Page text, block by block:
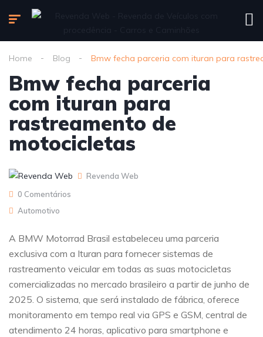
Home Blog Bmw fecha parceria com ituran para
Bmw fecha parceria
com ituran para
rastreamento de
motocicletas
Revenda Web
0 Comentários
Automotivo
A BMW Motorrad Brasil estabeleceu uma parceria
exclusiva com a Ituran para fornecer sistemas de
rastreamento veicular em todas as suas motocicletas
comercializadas no mercado brasileiro a partir de junho de
2025. O sistema, que será instalado de fábrica, oferece
monitoramento em tempo real via GPS e GSM, central de
atendimento 24 horas, aplicativo para smartphone e